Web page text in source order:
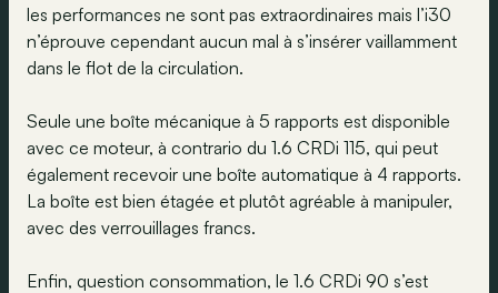
les performances ne sont pas extraordinaires mais l’i30
n’éprouve cependant aucun mal à s’insérer vaillamment
dans le flot de la circulation.
Seule une boîte mécanique à 5 rapports est disponible
avec ce moteur, à contrario du 1.6 CRDi 115, qui peut
également recevoir une boîte automatique à 4 rapports.
La boîte est bien étagée et plutôt agréable à manipuler,
avec des verrouillages francs.
Enfin, question consommation, le 1.6 CRDi 90 s’est